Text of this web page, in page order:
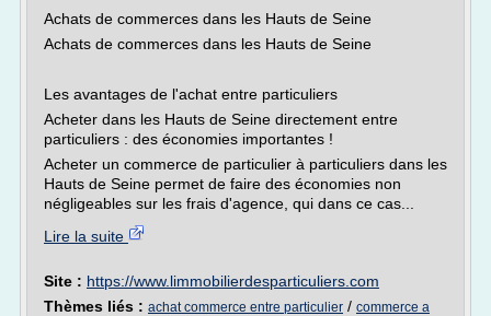
Achats de commerces dans les Hauts de Seine
Achats de commerces dans les Hauts de Seine
Les avantages de l'achat entre particuliers
Acheter dans les Hauts de Seine directement entre
particuliers : des économies importantes !
Acheter un commerce de particulier à particuliers dans les
Hauts de Seine permet de faire des économies non
négligeables sur les frais d'agence, qui dans ce cas...
Lire la suite
Site : https://www.limmobilierdesparticuliers.com
Thèmes liés : achat commerce entre particulier / commerce a